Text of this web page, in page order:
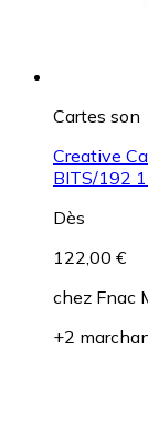
Cartes son
Creative
BITS/192
Dès
122,00 €
chez Fnac
+2